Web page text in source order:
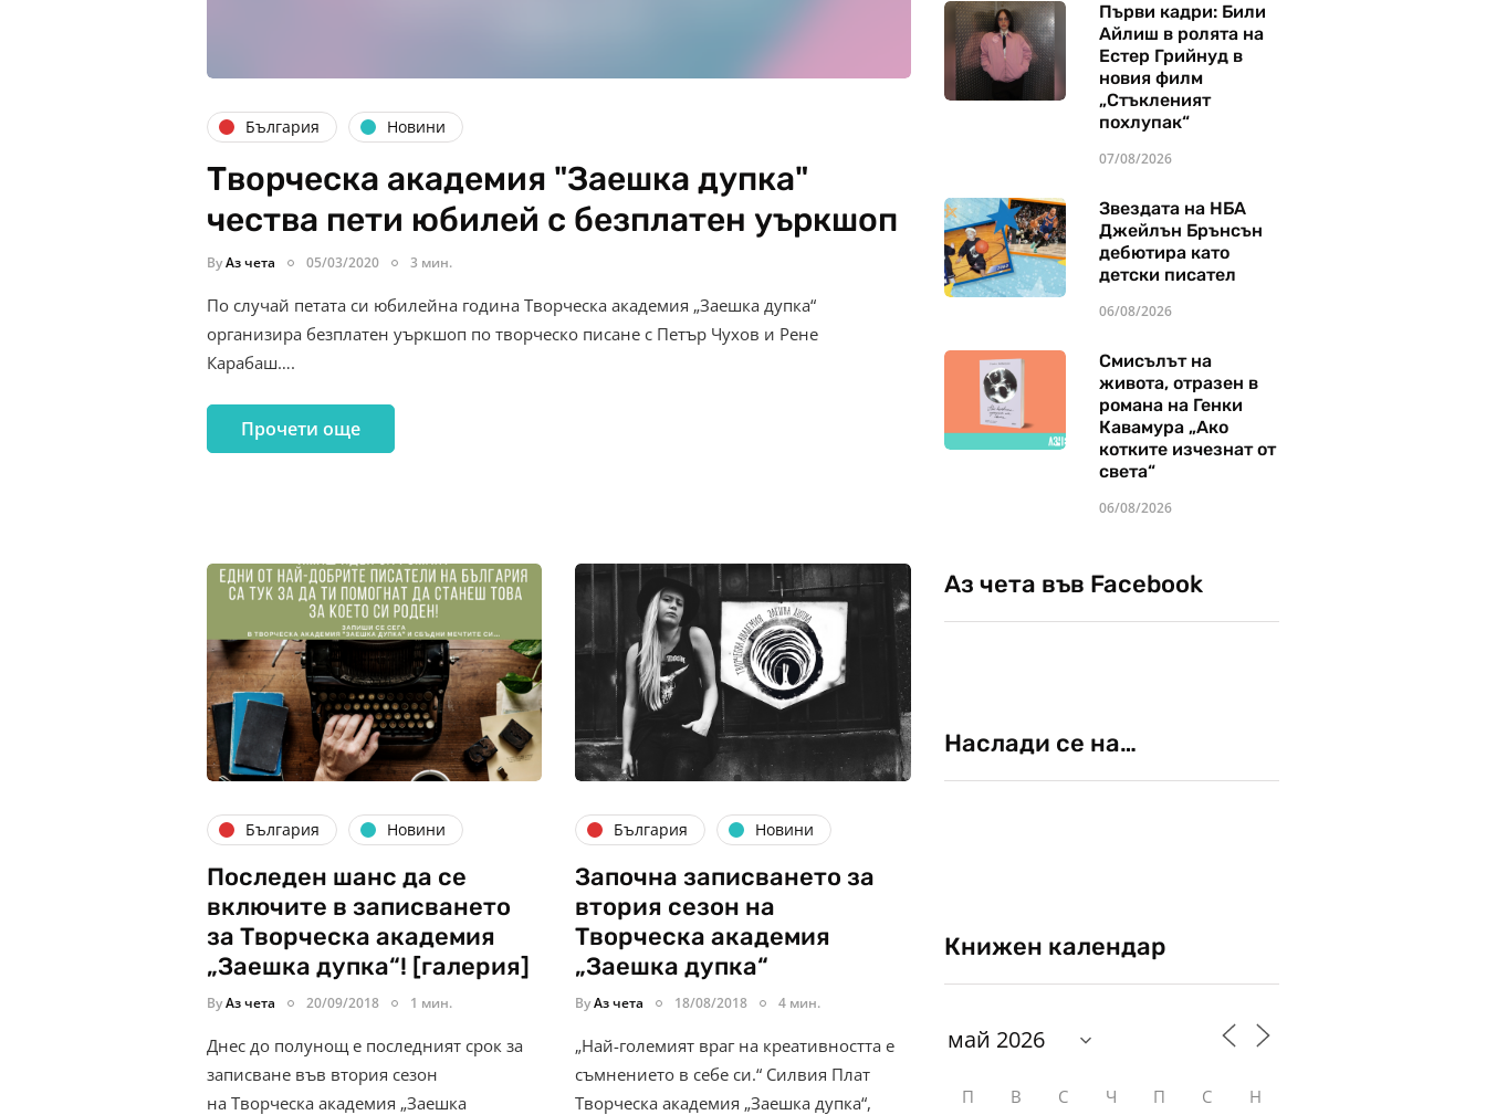
България Новини
Творческа академия "Заешка дупка"
чества пети юбилей с безплатен уъркшоп
ByАз чета 05/03/2020 3 мин.
По случай петата си юбилейна година Творческа академия „Заешка дупка“
организира безплатен уъркшоп по творческо писане с Петър Чухов и Рене
Карабаш….
Прочети още
България Новини
Последен шанс да се
включите в записването
за Творческа академия
„Заешка дупка“! [галерия]
ByАз чета 20/09/2018 1 мин.
Днес до полунощ е последният срок за
записване във втория сезон
на Творческа академия „Заешка
България Новини
Започна записването за
втория сезон на
Творческа академия
„Заешка дупка“
ByАз чета 18/08/2018 4 мин.
„Най-големият враг на креативността е
съмнението в себе си.“ Силвия Плат
Творческа академия „Заешка дупка“,
Първи кадри: Били
Айлиш в ролята на
Естер Грийнуд в
новия филм
„Стъкленият
похлупак“
07/08/2026
Звездата на НБА
Джейлън Брънсън
дебютира като
детски писател
06/08/2026
Смисълът на
живота, отразен в
романа на Генки
Кавамура „Ако
котките изчезнат от
света“
06/08/2026
Аз чета във Facebook
Наслади се на…
Книжен календар
П В С Ч П С Н